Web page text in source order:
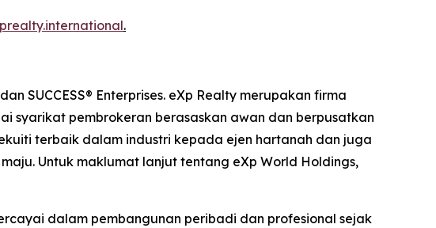
.
SUCCESS® Enterprises. eXp Realty merupakan firma
syarikat pembrokeran berasaskan awan dan berpusatkan
terbaik dalam industri kepada ejen hartanah dan juga
Untuk maklumat lanjut tentang eXp World Holdings,
dalam pembangunan peribadi dan profesional sejak